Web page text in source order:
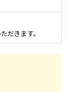
だきます。